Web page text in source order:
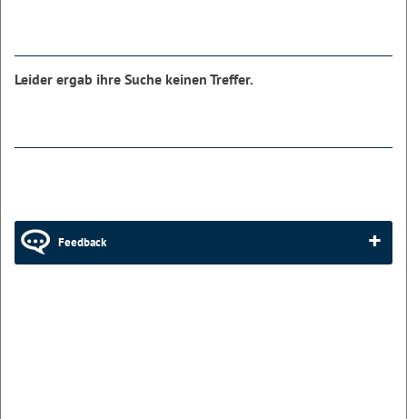
Leider ergab ihre Suche keinen Treffer.
Feedback